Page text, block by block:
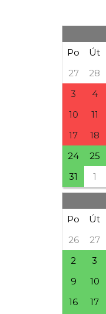
Po
Út
27
28
3
4
10
11
17
18
24
25
31
1
Po
Út
26
27
2
3
9
10
16
17